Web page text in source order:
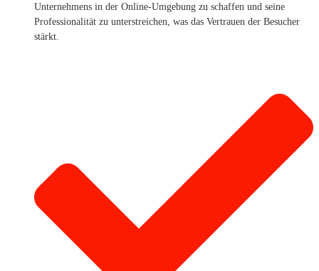
Unternehmens in der Online-Umgebung zu schaffen und seine
Professionalität zu unterstreichen, was das Vertrauen der Besucher
stärkt.